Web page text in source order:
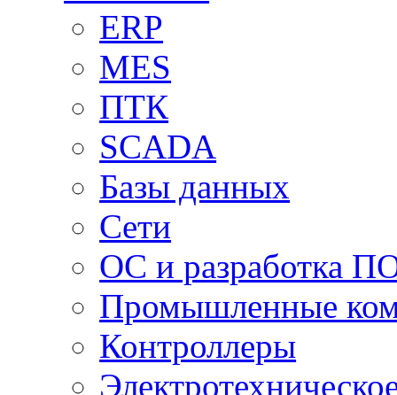
ERP
MES
ПТК
SCADA
Базы данных
Сети
ОС и разработка
Промышленные
Контроллеры